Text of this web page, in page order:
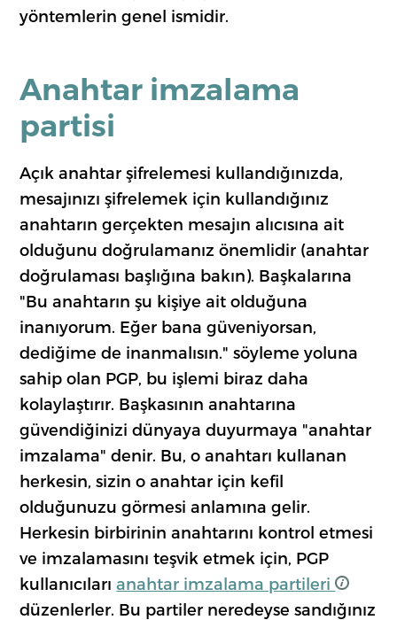
yöntemlerin genel ismidir.
Anahtar imzalama
partisi
Açık anahtar şifrelemesi kullandığınızda,
mesajınızı şifrelemek için kullandığınız
anahtarın gerçekten mesajın alıcısına ait
olduğunu doğrulamanız önemlidir (anahtar
doğrulaması başlığına bakın). Başkalarına
"Bu anahtarın şu kişiye ait olduğuna
inanıyorum. Eğer bana güveniyorsan,
dediğime de inanmalısın." söyleme yoluna
sahip olan PGP, bu işlemi biraz daha
kolaylaştırır. Başkasının anahtarına
güvendiğinizi dünyaya duyurmaya "anahtar
imzalama" denir. Bu, o anahtarı kullanan
herkesin, sizin o anahtar için kefil
olduğunuzu görmesi anlamına gelir.
Herkesin birbirinin anahtarını kontrol etmesi
ve imzalamasını teşvik etmek için, PGP
kullanıcılarıanahtar imzalama partileri
düzenlerler. Bu partiler neredeyse sandığınız